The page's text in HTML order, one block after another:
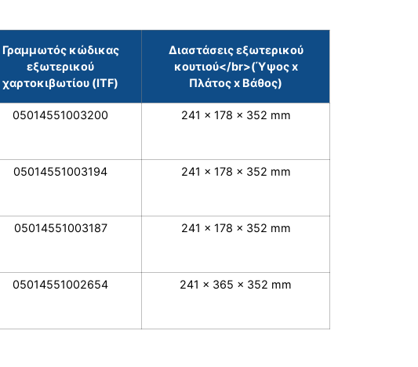
Γραμμωτός κώδικας
εξωτερικού
χαρτοκιβωτίου (ITF)
Διαστάσεις εξωτερικού
κουτιού</br>(Ύψος x
Πλάτος x Βάθος)
05014551003200 241 x 178 x 352 mm
05014551003194 241 x 178 x 352 mm
05014551003187 241 x 178 x 352 mm
05014551002654 241 x 365 x 352 mm